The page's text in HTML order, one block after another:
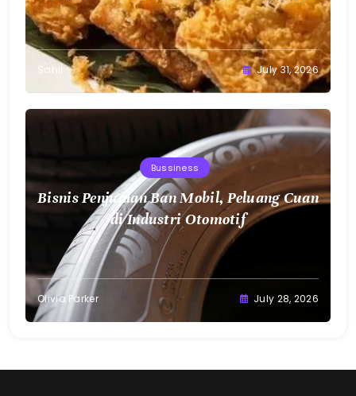
Selera
Sahil July 31, 2026
Bussiness
Bisnis Penjualan Ban Mobil, Peluang Cuan
di Industri Otomotif
Olivia Parker July 28, 2026